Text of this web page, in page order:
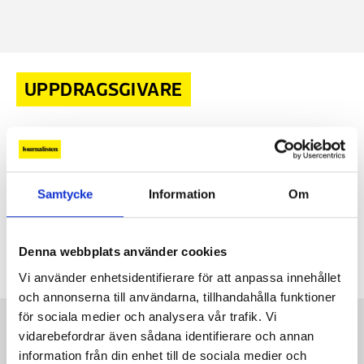
Samtycke Information Om
Denna webbplats använder cookies
Vi använder enhetsidentifierare för att anpassa innehållet
och annonserna till användarna, tillhandahålla funktioner
för sociala medier och analysera vår trafik. Vi
vidarebefordrar även sådana identifierare och annan
information från din enhet till de sociala medier och
UPPDRAGSGIVARE
Uppdragsgivaren betalar alltid sent, behöver jag stå ut
med det?
och har just nu en uppdragsgivare som alltid betalar
fakturorna efter förfallodatum, ofta efter att jag har fått
detta?
Kontakt
Så kontaktar du Journalisten: